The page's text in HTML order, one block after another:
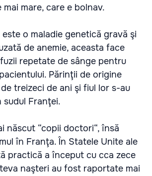
mare, care e bolnav.
o maladie genetică gravă şi
de anemie, aceasta face
repetate de sânge pentru
Părinţii de origine
treizeci de ani şi fiul lor s-au
sudul Franţei.
născut “copii doctori“, însă
în Franţa. În Statele Unite ale
practică a început cu cca zece
naşteri au fost raportate mai